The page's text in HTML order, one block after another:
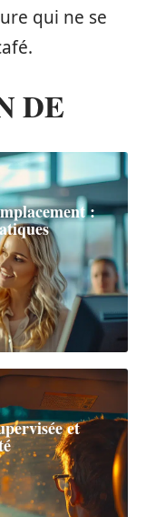
qui ne se
DE
:
et